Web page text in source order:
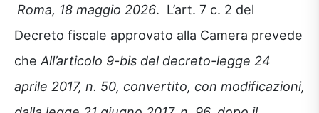
Roma, 18 maggio 2026. L’art. 7 c. 2 del
Decreto fiscale approvato alla Camera prevede
che All’articolo 9-bis del decreto-legge 24
aprile 2017, n. 50, convertito, con modificazioni,